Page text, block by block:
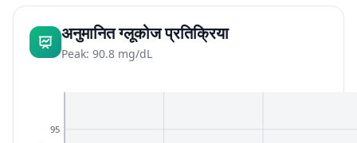
अनुमानित ग्लूकोज प्रतिक्रिया
Peak: 90.8 mg/dL
95